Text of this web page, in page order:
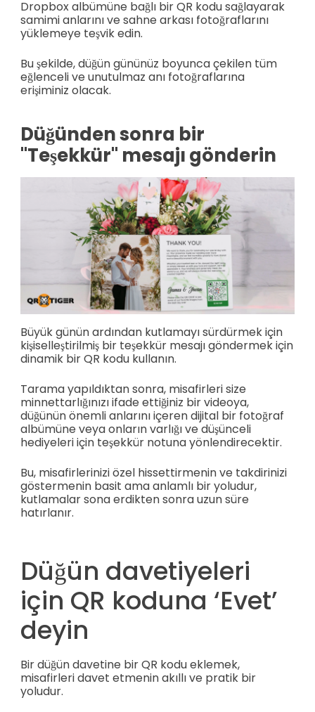
Dropbox albümüne bağlı bir QR kodu sağlayarak
samimi anlarını ve sahne arkası fotoğraflarını
yüklemeye teşvik edin.
Bu şekilde, düğün gününüz boyunca çekilen tüm
eğlenceli ve unutulmaz anı fotoğraflarına
erişiminiz olacak.
Düğünden sonra bir
"Teşekkür" mesajı gönderin
Büyük günün ardından kutlamayı sürdürmek için
kişiselleştirilmiş bir teşekkür mesajı göndermek için
dinamik bir QR kodu kullanın.
Tarama yapıldıktan sonra, misafirleri size
minnettarlığınızı ifade ettiğiniz bir videoya,
düğünün önemli anlarını içeren dijital bir fotoğraf
albümüne veya onların varlığı ve düşünceli
hediyeleri için teşekkür notuna yönlendirecektir.
Bu, misafirlerinizi özel hissettirmenin ve takdirinizi
göstermenin basit ama anlamlı bir yoludur,
kutlamalar sona erdikten sonra uzun süre
hatırlanır.
Düğün davetiyeleri
için QR koduna ‘Evet’
deyin
Bir düğün davetine bir QR kodu eklemek,
misafirleri davet etmenin akıllı ve pratik bir
yoludur.